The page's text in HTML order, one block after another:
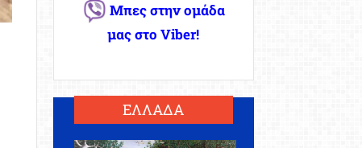
Μπες στην ομάδα
μας στο Viber!
ΕΛΛΑΔΑ